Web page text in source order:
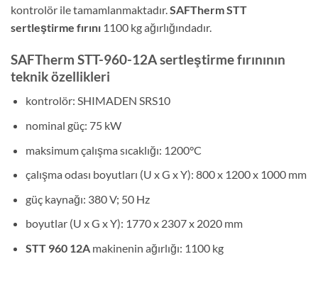
kontrolör ile tamamlanmaktadır.SAFTherm STT
sertleştirme fırını 1100 kg ağırlığındadır.
SAFTherm STT-960-12A sertleştirme fırınının
teknik özellikleri
kontrolör: SHIMADEN SRS10
nominal güç: 75 kW
maksimum çalışma sıcaklığı: 1200°C
çalışma odası boyutları (U x G x Y): 800 x 1200 x 1000 mm
güç kaynağı: 380 V; 50 Hz
boyutlar (U x G x Y): 1770 x 2307 x 2020 mm
STT 960 12Amakinenin ağırlığı: 1100 kg